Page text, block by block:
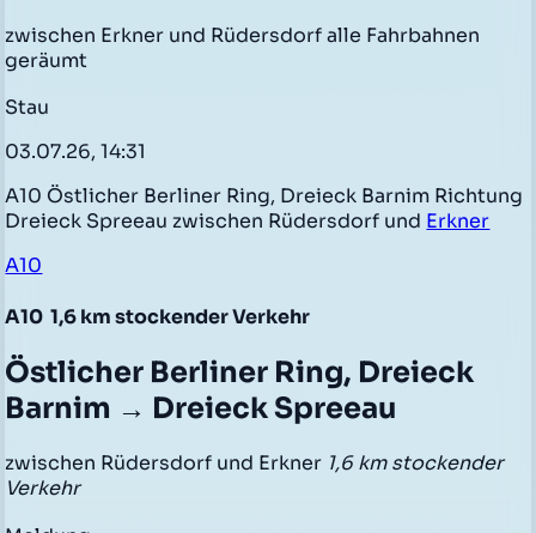
zwischen Erkner und Rüdersdorf alle Fahrbahnen
geräumt
Stau
03.07.26, 14:31
A10 Östlicher Berliner Ring, Dreieck Barnim Richtung
Dreieck Spreeau zwischen Rüdersdorf und Erkner
A10
A10 1,6 km stockender Verkehr
Östlicher Berliner Ring, Dreieck
Barnim → Dreieck Spreeau
zwischen Rüdersdorf und Erkner 1,6 km stockender
Verkehr